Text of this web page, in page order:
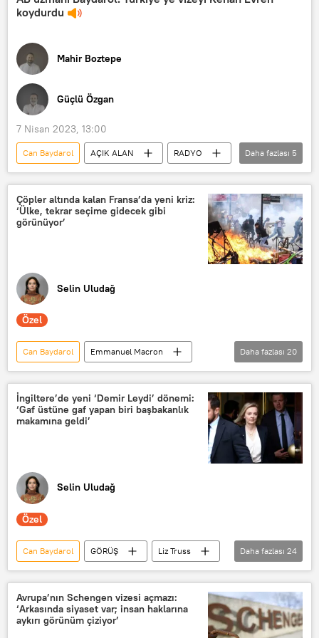
koydurdu
Mahir Boztepe
Güçlü Özgan
7 Nisan 2023, 13:00
Can Baydarol AÇIK ALAN
RADYO
AB
Avrupa Birliği
CHP
Cumhuriyet Halk Partisi (CHP)
Seçimler
Daha fazlası 5
Çöpler altında kalan Fransa’da yeni kriz:
‘Ülke, tekrar seçime gidecek gibi
görünüyor’
Selin Uludağ
Özel
Can Baydarol
Emmanuel Macron
Macron yasası
Macron hükümeti
Fransa
Emeklilik
Emeklilik yaşı
Paris
Polis müdahalesi
Marine Le Pen
giyotin
Seçim
Erken seçim
Daha fazlası 20
İngiltere’de yeni ‘Demir Leydi’ dönemi:
‘Gaf üstüne gaf yapan biri başbakanlık
makamına geldi’
Selin Uludağ
Özel
Can Baydarol GÖRÜŞ
Liz Truss
Sunak
İngiltere
Birleşik Krallık
Britanya
Büyük Britanya
Türkiye
Daha fazlası 24
Avrupa’nın Schengen vizesi açmazı:
‘Arkasında siyaset var; insan haklarına
aykırı görünüm çiziyor’